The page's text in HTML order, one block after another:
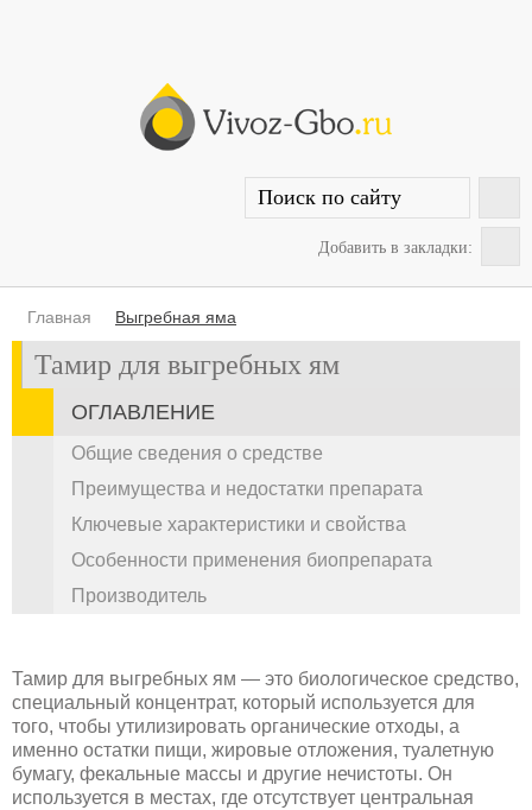
Добавить в закладки:
Главная Выгребная яма
Тамир для выгребных ям
ОГЛАВЛЕНИЕ
Общие сведения о средстве
Преимущества и недостатки препарата
Ключевые характеристики и свойства
Особенности применения биопрепарата
Производитель
Тамир для выгребных ям — это биологическое средство,
специальный концентрат, который используется для
того, чтобы утилизировать органические отходы, а
именно остатки пищи, жировые отложения, туалетную
бумагу, фекальные массы и другие нечистоты. Он
используется в местах, где отсутствует центральная